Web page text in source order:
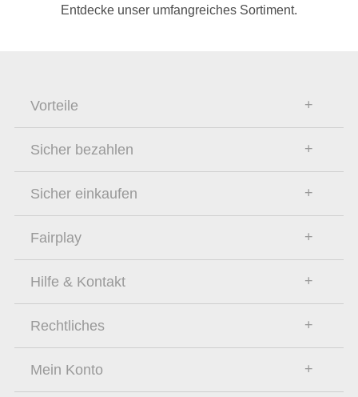
Entdecke unser umfangreiches Sortiment.
Vorteile
Sicher bezahlen
Sicher einkaufen
Fairplay
Hilfe & Kontakt
Rechtliches
Mein Konto